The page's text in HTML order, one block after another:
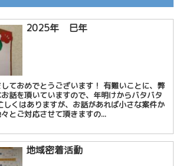
2025年 巳年
ておめでとうございます！ 有難いことに、弊
話を頂いていますので、年明けからバタバタ
しくはありますが、お話があれば小さな案件か
とご対応させて頂きますの...
地域密着活動